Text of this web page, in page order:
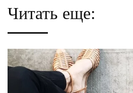
Читать еще: